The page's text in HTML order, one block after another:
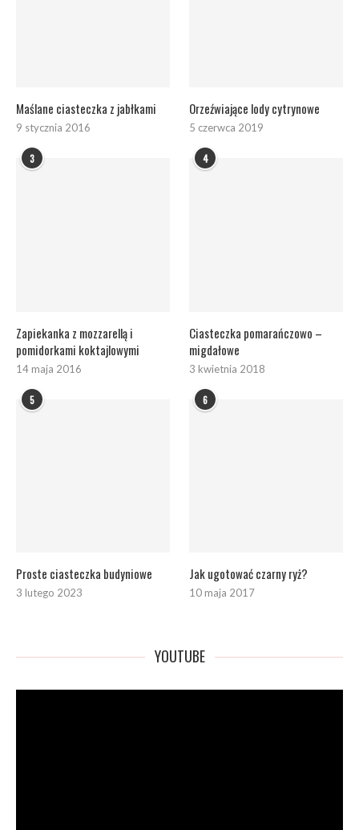
Maślane ciasteczka z jabłkami
9 stycznia 2016
Orzeźwiające lody cytrynowe
5 czerwca 2019
3
Zapiekanka z mozzarellą i
pomidorkami koktajlowymi
14 maja 2016
4
Ciasteczka pomarańczowo –
migdałowe
3 kwietnia 2018
5
Proste ciasteczka budyniowe
3 lutego 2023
6
Jak ugotować czarny ryż?
10 maja 2017
YOUTUBE